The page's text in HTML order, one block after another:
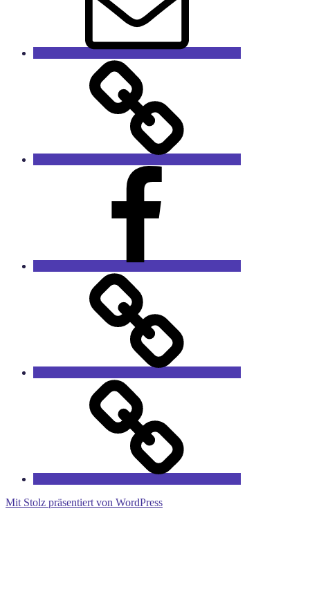
Sprucharchiv
Mit Stolz präsentiert von WordPress